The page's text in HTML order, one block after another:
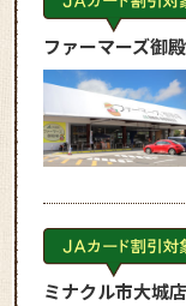
ファーマーズ御
ミナクル市大城店